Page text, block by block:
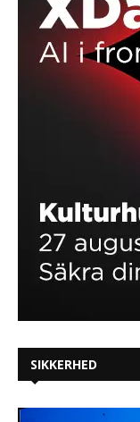
SIKKERHED